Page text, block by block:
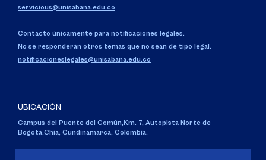
servicious@unisabana.edu.co
Contacto únicamente para notificaciones legales.
No se responderán otros temas que no sean de tipo legal.
notificacioneslegales@unisabana.edu.co
UBICACIÓN
Campus del Puente del Común,Km. 7, Autopista Norte de
Bogotá.Chía, Cundinamarca, Colombia.